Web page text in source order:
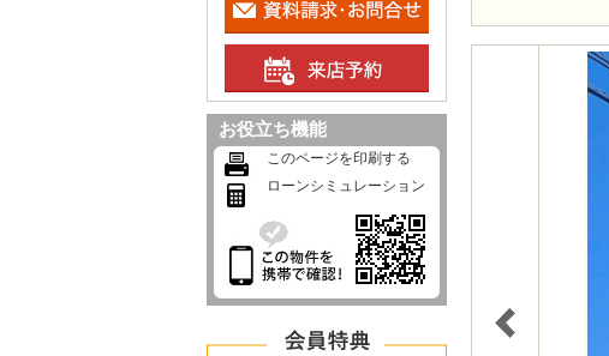
お役立ち機能
このページを印刷する
ローンシミュレーション